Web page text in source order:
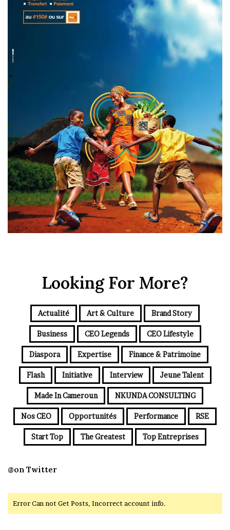
Looking For More?
Actualité Art & Culture Brand Story
Business CEO Legends CEO Lifestyle
Diaspora Expertise Finance & Patrimoine
Flash Initiative Interview Jeune Talent
Made In Cameroun NKUNDA CONSULTING
Nos CEO Opportunités Performance RSE
Start Top The Greatest Top Entreprises
@on Twitter
Error Can not Get Posts, Incorrect account info.